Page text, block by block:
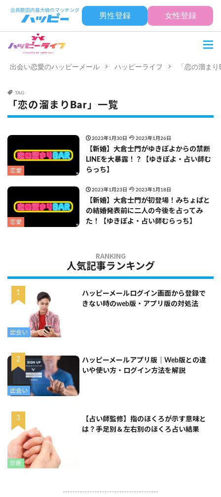
男性登録 女性登録
出会い恋愛のハッピーメール ハッピーライフ 「恋の溜ま
TAG
「恋の溜まりBar」一覧
恋愛
2023年1月30日 2023年1月26日
【新婚】大倉士門がゆきぽよからの禁断
LINEを大暴露！？【ゆきぽよ・占い師む
らっち】
恋愛
2023年1月23日 2023年1月18日
【新婚】大倉士門が初登場！みちょぱと
の結婚発表前に二人の今後を占ってみ
た！【ゆきぽよ・占い師むらっち】
人気記事ランキング
出会い
ハッピーメールログイン画面から登録で
きない時のweb版・アプリ版の対処法
出会い
ハッピーメールアプリ版｜Web版との違
いや使い方・ログイン方法を解説
診断
【占い師監修】指のほくろが示す意味と
は？手足別＆左右別のほくろ占い結果